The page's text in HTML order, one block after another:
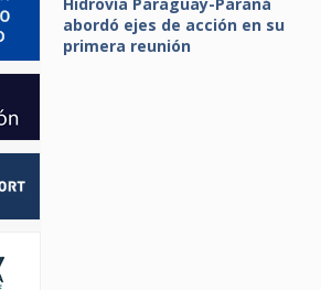
abordó ejes de acción en su
primera reunión